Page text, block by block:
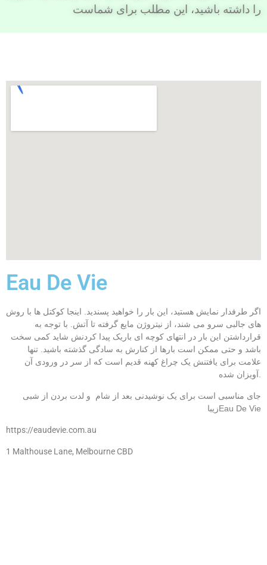
را داشته باشید، این مطلب برای شماست
Eau De Vie
اگر طرفدار نمایش هستید، این بار را خواهید پسندید. اینجا کوکتل ها با روش
های جالبی سرو می شند، از نیتروژن مایع گرفته تا آتش. با توجه به
قرارداشتن این بار در انتهای کوچه ای باریک پیدا کردنش شاید کمی سخت
باشد و حتی ممکن است بارها از کنارش به سادگی گذشته باشید. تنها
علامت برای یافتنش یک چراغ کهنه قدیم است که از سر در ورودی آن
زیباEau De Vie
https://eaudevie.com.au
1 Malthouse Lane, Melbourne CBD